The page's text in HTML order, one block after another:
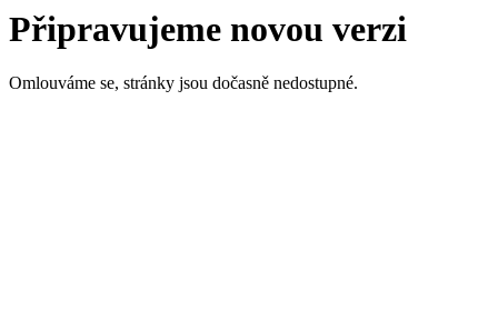
Připravujeme novou verzi
Omlouváme se, stránky jsou dočasně nedostupné.